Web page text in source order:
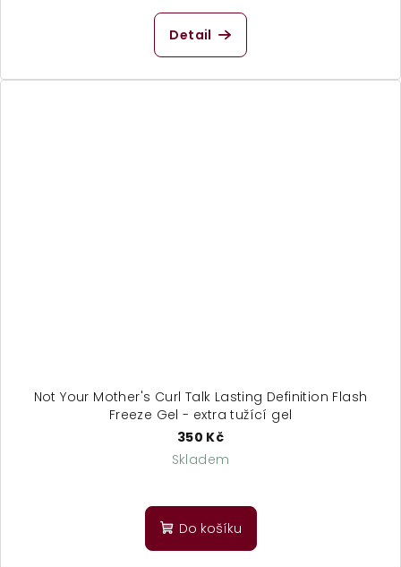
Detail
Not Your Mother's Curl Talk Lasting Definition Flash
Freeze Gel - extra tužící gel
350 Kč
Skladem
Do košíku